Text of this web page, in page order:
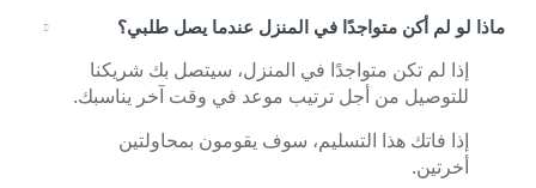
ماذا لو لم أكن متواجدًا في المنزل عندما يصل طلبي؟
إذا لم تكن متواجدًا في المنزل، سيتصل بك شريكنا
للتوصيل من أجل ترتيب موعد في وقت آخر يناسبك.
إذا فاتك هذا التسليم، سوف يقومون بمحاولتين
أخرتين.